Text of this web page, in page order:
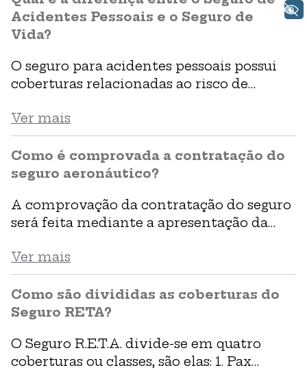
acionado e cobre despesas. Por ser um
seguro menos conhecido, as seguradoras,
Acidentes Pessoais e o Seguro de
Vida?
O seguro para acidentes pessoais possui
coberturas relacionadas ao risco de
completo, porque além das coberturas em
casos de acidentes, tem coberturas e
assistências em casos de morte natural,
doenças graves e indenização por
Ver mais
Como é comprovada a contratação do
seguro aeronáutico?
A comprovação da contratação do seguro
será feita mediante a apresentação da
seguro aeronáutico em que conste o nome
do segurado, explorador, a especificação
das classes seguradas de acordo com a
categoria de registro, o prazo de vigência
prêmio.
Ver mais
Como são divididas as coberturas do
Seguro RETA?
O Seguro R.E.T.A. divide-se em quatro
coberturas ou classes, são elas: 1. Pax
+ Acessibilidade